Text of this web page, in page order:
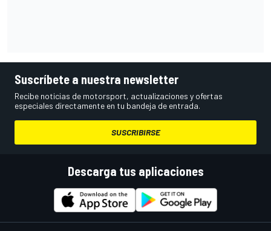
Suscríbete a nuestra newsletter
Recibe noticias de motorsport, actualizaciones y ofertas
especiales directamente en tu bandeja de entrada.
SUSCRIBIRSE
Descarga tus aplicaciones